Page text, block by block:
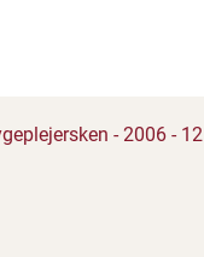
- 2006 - 12